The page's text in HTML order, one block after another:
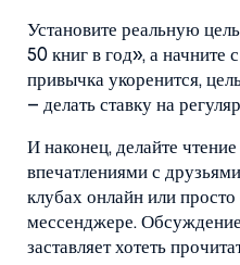
Установите реальную
50 книг в год», а начните
привычка укоренится,
– делать ставку на
И наконец, делайте
впечатлениями с
клубах онлайн или
мессенджере.
заставляет хотеть